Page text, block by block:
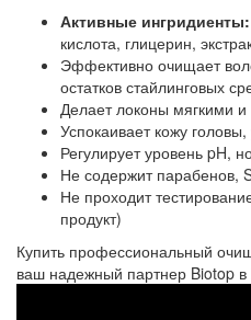
Активные ингридиенты:
кислота, глицерин,
Эффективно очищает
остатков стайлинговых
Делает локоны мягкими
Успокаивает кожу
Регулирует уровень pH,
Не содержит парабенов,
Не проходит
продукт)
Купить профессиональный
ваш надежный партнер Biotop в